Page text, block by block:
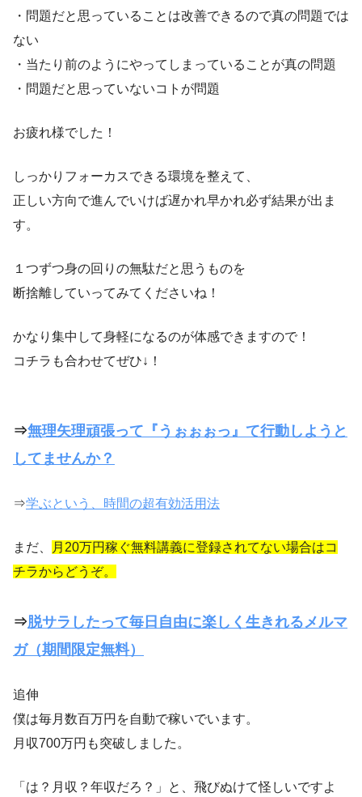
・問題だと思っていることは改善できるので真の問題では
ない
・当たり前のようにやってしまっていることが真の問題
・問題だと思っていないコトが問題
お疲れ様でした！
しっかりフォーカスできる環境を整えて、
正しい方向で進んでいけば遅かれ早かれ必ず結果が出ま
す。
１つずつ身の回りの無駄だと思うものを
断捨離していってみてくださいね！
かなり集中して身軽になるのが体感できますので！
コチラも合わせてぜひ↓！
⇒無理矢理頑張って『うぉぉぉっ』て行動しようと
してませんか？
⇒学ぶという、時間の超有効活用法
まだ、
月20万円稼ぐ無料講義に登録されてない場合はコ
チラからどうぞ。
⇒脱サラしたって毎日自由に楽しく生きれるメルマ
ガ（期間限定無料）
追伸
僕は毎月数百万円を自動で稼いでいます。
月収700万円も突破しました。
「は？月収？年収だろ？」と、飛びぬけて怪しいですよ